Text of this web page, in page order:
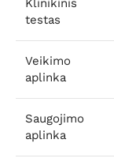
Klinikinis
testas
Veikimo
aplinka
Saugojimo
aplinka